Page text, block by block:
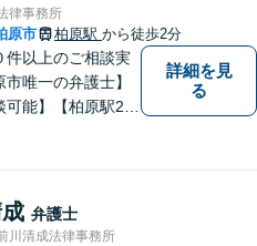
律事務所
原市 柏原駅 から徒歩2分
件以上のご相談実
唯一の弁護士】
可能】【柏原駅2
詳細を見
る
弁護士
川清成法律事務所